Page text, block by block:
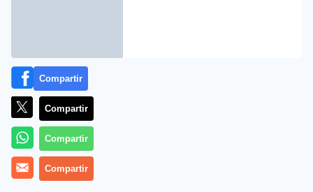
Más información
Compartir
Compartir
Compartir
Compartir